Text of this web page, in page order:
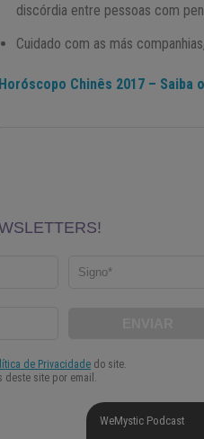
discórdia entre pessoas com
Cuidado com as más
Horóscopo Chinês 2017 – Saiba
WeMystic Podcast